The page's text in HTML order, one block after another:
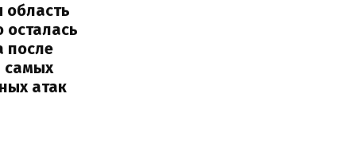
область
осталась
после
самых
атак